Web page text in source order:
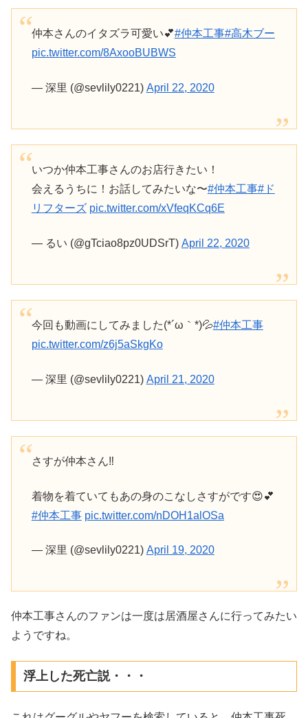
仲本さんのイタズラ可愛い💕#仲本工事#高木ブー
pic.twitter.com/8AxooBUBWS
— 深里 (@sevlily0221) April 22, 2020
いつか仲本工事さんのお店行きたい！
会えるうちに！お話してみたいな〜#仲本工事#ド
リフターズ pic.twitter.com/xVfeqKCq6E
— るい (@gTciao8pz0UDSrT) April 22, 2020
今回も動画にしてみました(*´ω｀*)💦#仲本工事
pic.twitter.com/z6j5aSkgKo
— 深里 (@sevlily0221) April 21, 2020
さすが仲本さん‼️
着物を着ていてもあの身のこなしさすがです😍💕
#仲本工事 pic.twitter.com/nDOH1alOSa
— 深里 (@sevlily0221) April 19, 2020
仲本工事さんのファンは一度は居酒屋さんに行ってみたい
ようですね。
浮上した死亡説・・・